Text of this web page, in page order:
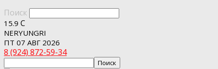
Поиск
15.9 C
NERYUNGRI
ПТ 07 АВГ 2026
8 (924) 872-59-34